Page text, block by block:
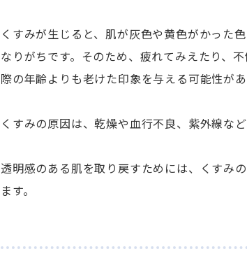
くすみが生じると、肌が灰色や黄色がかった
なりがちです。そのため、疲れてみえたり、
際の年齢よりも老けた印象を与える可能性があ
くすみの原因は、乾燥や血行不良、紫外線な
透明感のある肌を取り戻すためには、くすみ
ます。